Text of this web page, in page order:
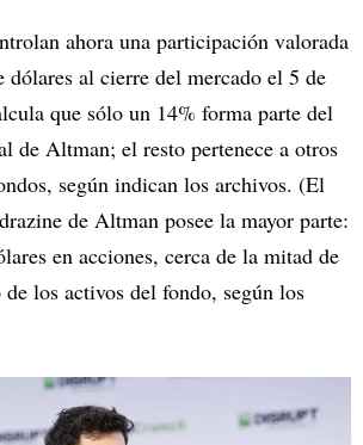
ahora una participación valorada
dólares al cierre del mercado el 5 de
que sólo un 14% forma parte del
de Altman; el resto pertenece a otros
según indican los archivos. (El
de Altman posee la mayor parte:
en acciones, cerca de la mitad de
los activos del fondo, según los